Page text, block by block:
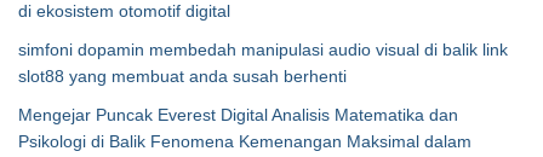
di ekosistem otomotif digital
simfoni dopamin membedah manipulasi audio visual di balik link
slot88 yang membuat anda susah berhenti
Mengejar Puncak Everest Digital Analisis Matematika dan
Psikologi di Balik Fenomena Kemenangan Maksimal dalam